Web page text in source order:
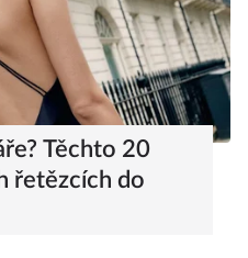
Těchto 20
řetězcích do